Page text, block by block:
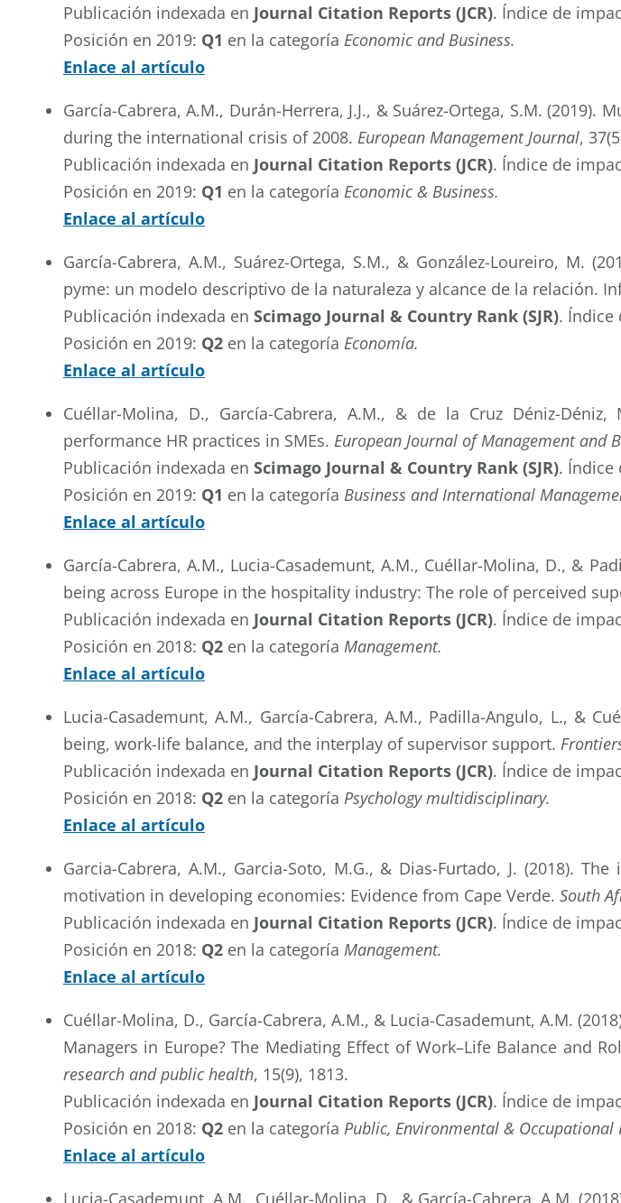
Publicación indexada en Journal Citation Reports (JCR). Índice de
Posición en 2019: Q1 en la categoría Economic and Business.
Enlace al artículo
García-Cabrera, A.M., Durán-Herrera, J.J., & Suárez-Ortega, S.M.
during the international crisis of 2008. European Management Journal,
Publicación indexada en Journal Citation Reports (JCR). Índice de
Posición en 2019: Q1 en la categoría Economic & Business.
Enlace al artículo
García-Cabrera, A.M., Suárez-Ortega, S.M., & González-Loureiro, M.
pyme: un modelo descriptivo de la naturaleza y alcance de la relación.
Publicación indexada en Scimago Journal & Country Rank (SJR). Índice
Posición en 2019: Q2en la categoría Economía.
Enlace al artículo
Cuéllar-Molina, D., García-Cabrera, A.M., & de la Cruz Déniz-
performance HR practices in SMEs. European Journal of Management and
Publicación indexada en Scimago Journal & Country Rank (SJR). Índice
Posición en 2019: Q1 en la categoría Business and International
Enlace al artículo
García-Cabrera, A.M., Lucia-Casademunt, A.M., Cuéllar-Molina, D., &
being across Europe in the hospitality industry: The role of perceived
Publicación indexada en Journal Citation Reports (JCR). Índice de
Posición en 2018: Q2en la categoría Management.
Enlace al artículo
Lucia-Casademunt, A.M., García-Cabrera, A.M., Padilla-Angulo, L., &
being, work-life balance, and the interplay of supervisor support.
Publicación indexada en Journal Citation Reports (JCR). Índice de
Posición en 2018: Q2en la categoría Psychology multidisciplinary.
Enlace al artículo
Garcia-Cabrera, A.M., Garcia-Soto, M.G., & Dias-Furtado, J. (2018).
motivation in developing economies: Evidence from Cape Verde. South
Publicación indexada en Journal Citation Reports (JCR). Índice de
Posición en 2018: Q2en la categoría Management.
Enlace al artículo
Cuéllar-Molina, D., García-Cabrera, A.M., & Lucia-Casademunt, A.M.
Managers in Europe? The Mediating Effect of Work–Life Balance and
research and public health, 15(9), 1813.
Publicación indexada en Journal Citation Reports (JCR). Índice de
Posición en 2018: Q2en la categoría Public, Environmental & Occupational
Enlace al artículo
Lucia-Casademunt, A.M., Cuéllar-Molina, D., & García-Cabrera, A.M.